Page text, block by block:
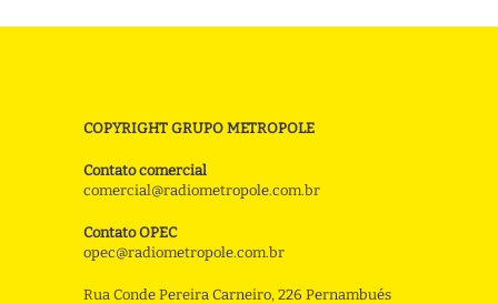
COPYRIGHT GRUPO METROPOLE
Contato comercial
comercial@radiometropole.com.br
Contato OPEC
opec@radiometropole.com.br
Rua Conde Pereira Carneiro, 226 Pernambués